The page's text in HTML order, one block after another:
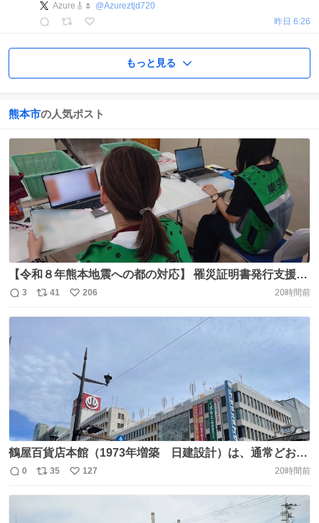
Azure🎸🌷 @Azureztjd720
昨日 6:26
もっと見る
熊本市の人気ポスト
【令和８年熊本地震への都の対応】 罹災証明書発行支援の
ため派遣された応援職員は、今日（8/8）から熊本市役所に
行業務を行っています。 https://t.co/1vsj1waj09
返
信
3
リ
ポ
41
い
い
206 20時間前
鶴屋百貨店本館（1973年増築 日建設計）は、通常どおり
営業中です。 偶然にも6階で「くまもとの物産展」開催
催。綺麗なぶどう🍇が販売されていました。 熊本市中心市
返
信
0
リ
ポ
35
い
い
127 20時間前